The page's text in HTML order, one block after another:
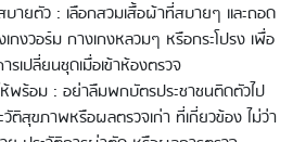
ายตัว : เลือกสวมเสื้อผ้าที่สบายๆ และถอด
กงวอร์ม กางเกงหลวมๆ หรือกระโปรง เพื่อ
เปลี่ยนชุดเมื่อเข้าห้องตรวจ
พร้อม : อย่าลืมพกบัตรประชาชนติดตัวไป
ติสุขภาพหรือผลตรวจเก่า ที่เกี่ยวข้อง ไม่ว่า